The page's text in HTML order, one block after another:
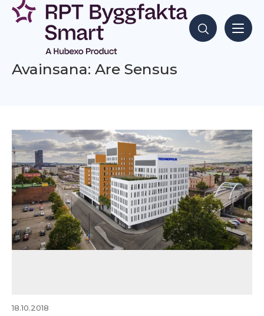
Siirry
sisältöön
Hae sisältöjä
Avainsana: Are Sensus
18.10.2018